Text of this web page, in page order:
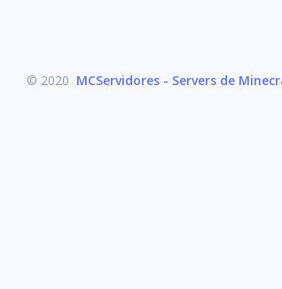
© 2020 MCServidores - Servers de